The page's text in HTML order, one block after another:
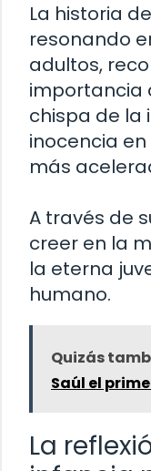
La historia
resonando
adultos,
importancia
chispa de la
inocencia
más
A través de
creer en la
la eterna
humano.
Quizás
Saúl el
La